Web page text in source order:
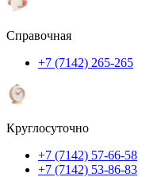
Справочная
+7 (7142) 265-265
Круглосуточно
+7 (7142) 57-66-58
+7 (7142) 53-86-83